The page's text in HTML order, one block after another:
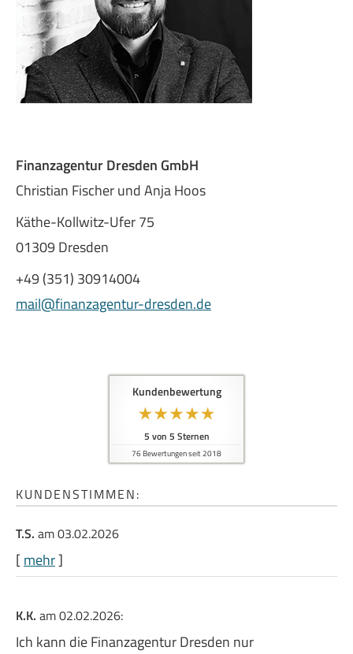
Finanzagentur Dresden GmbH
Christian Fischer und Anja Hoos
Käthe-Kollwitz-Ufer 75
01309 Dresden
+49 (351) 30914004
mail@finanzagentur-dresden.de
Kundenbewertung
5 von 5 Sternen
76 Bewertungen seit 2018
KUNDENSTIMMEN:
T.S. am 03.02.2026
[mehr]
K.K. am 02.02.2026:
Ich kann die Finanzagentur Dresden nur